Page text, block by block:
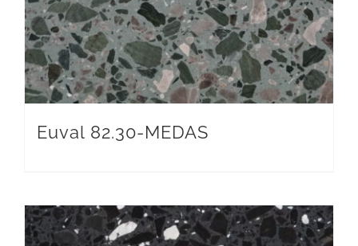
Euval 82.30-MEDAS